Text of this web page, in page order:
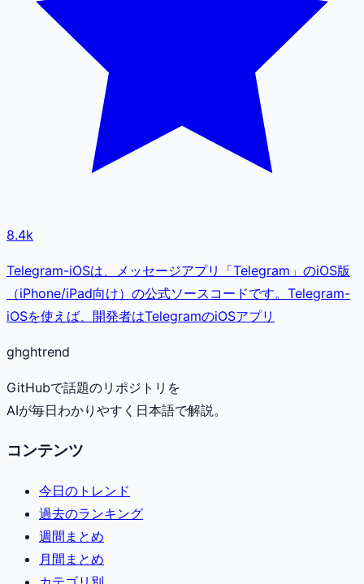
8.4k
Telegram-iOSは、メッセージアプリ「Telegram」のiOS版
（iPhone/iPad向け）の公式ソースコードです。Telegram-
iOSを使えば、開発者はTelegramのiOSアプリ
ghghtrend
GitHubで話題のリポジトリを
AIが毎日わかりやすく日本語で解説。
コンテンツ
今日のトレンド
過去のランキング
週間まとめ
月間まとめ